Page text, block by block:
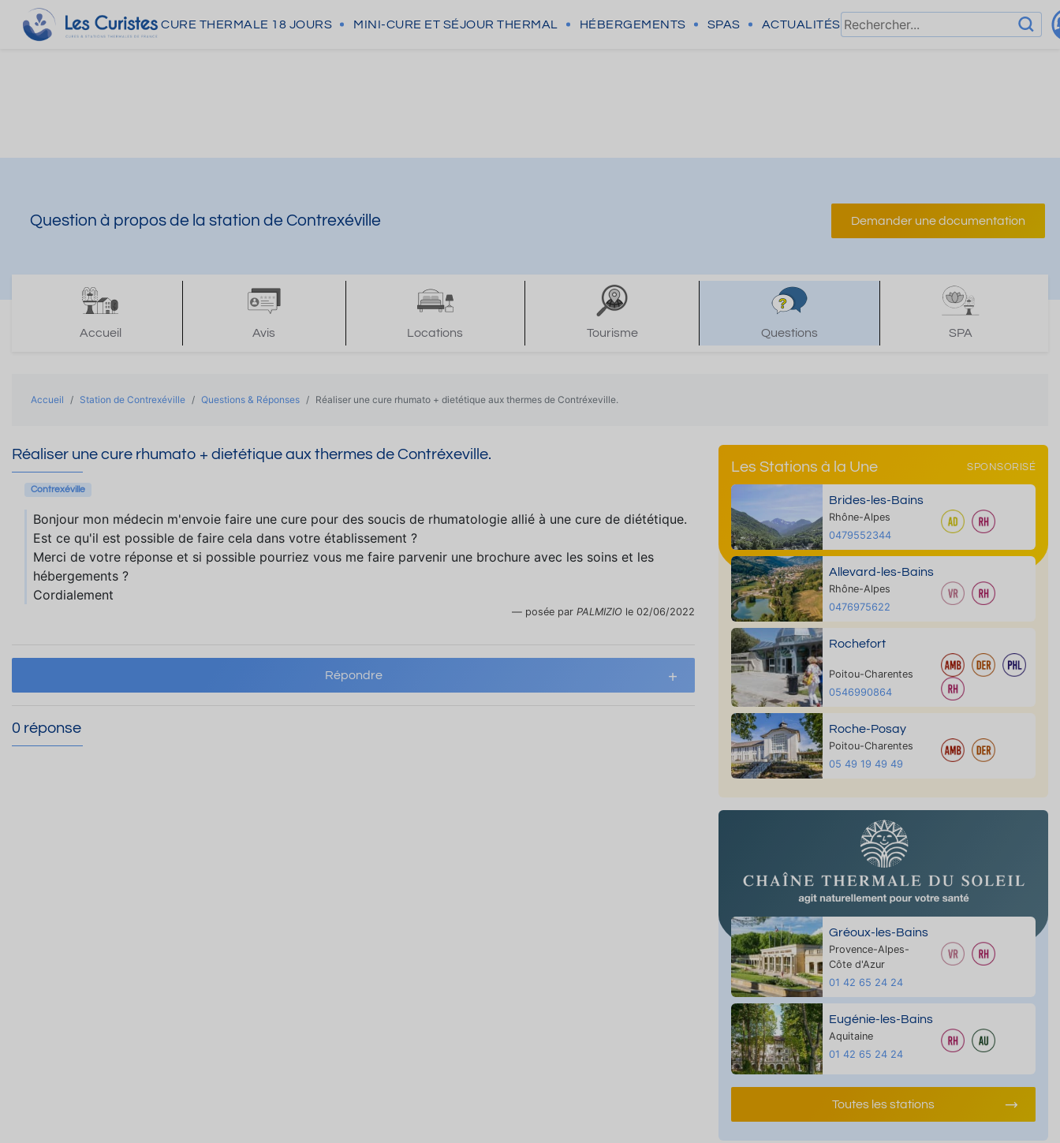
CURE THERMALE 18 JOURS MINI-CURE ET SÉJOUR THERMAL HÉBERGEMENTS SPAS ACTUALITÉS
Question à propos de la station de Contrexéville Demander une documentation
Accueil Avis Locations Tourisme Questions SPA
Accueil Station de Contrexéville Questions & Réponses Réaliser une cure rhumato + dietétique aux thermes de Contréxeville.
Réaliser une cure rhumato + dietétique aux thermes de Contréxeville.
Contrexéville
Bonjour mon médecin m'envoie faire une cure pour des soucis de rhumatologie allié à une cure de diététique.
Est ce qu'il est possible de faire cela dans votre établissement ?
Merci de votre réponse et si possible pourriez vous me faire parvenir une brochure avec les soins et les
hébergements ?
Cordialement
posée par PALMIZIO le 02/06/2022
Répondre
0 réponse
Les Stations à la Une SPONSORISÉ
Brides-les-Bains
Rhône-Alpes
0479552344
Allevard-les-Bains
Rhône-Alpes
0476975622
Rochefort
Poitou-Charentes
0546990864
Roche-Posay
Poitou-Charentes
05 49 19 49 49
Gréoux-les-Bains
Provence-Alpes-
Côte d'Azur
01 42 65 24 24
Eugénie-les-Bains
Aquitaine
01 42 65 24 24
Toutes les stations